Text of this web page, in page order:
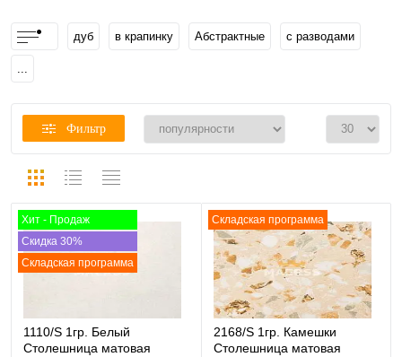
дуб в крапинку Абстрактные с разводами
...
Фильтр
Хит - Продаж
Скидка 30%
Складская программа
1110/S 1гр. Белый
Столешница матовая
Складская программа
2168/S 1гр. Камешки
Столешница матовая